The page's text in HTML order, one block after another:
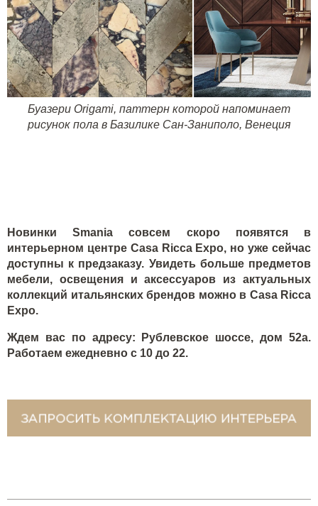
Буазери Origami, паттерн которой напоминает
рисунок пола в Базилике Сан-Заниполо, Венеция
НовинкиSmania совсем скоро появятся в
интерьерном центре CasaRicca Expo, но уже сейчас
доступны к предзаказу. Увидеть больше предметов
мебели, освещения и аксессуаров из актуальных
коллекций итальянских брендов можно в Casa Ricca
Expo.
Ждем вас по адресу: Рублевское шоссе, дом 52а.
Работаем ежедневно с 10 до 22.